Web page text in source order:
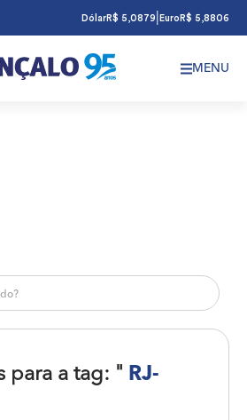
DólarR$ 5,0879 Euro R$ 5,8806
MENU
para a tag: " RJ-